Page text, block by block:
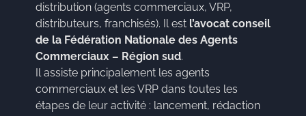
distribution (agents commerciaux, VRP,
distributeurs, franchisés). Il est l’avocat conseil
de la Fédération Nationale des Agents
Commerciaux – Région sud.
Il assiste principalement les agents
commerciaux et les VRP dans toutes les
étapes de leur activité : lancement, rédaction